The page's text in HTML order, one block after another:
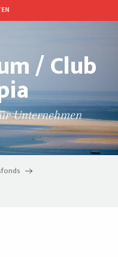
/ Club
Unternehmen